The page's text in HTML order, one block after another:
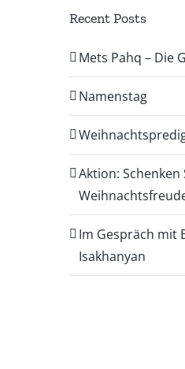
Recent Posts
Mets Pahq – Die
Namenstag
Aktion: Schenken
Im Gespräch mit
Isakhanyan